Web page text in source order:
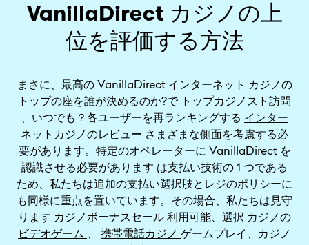
VanillaDirect カジノの上
位を評価する方法
まさに、最高の VanillaDirect インターネット カジノの
トップの座を誰が決めるのか?で
トップカジノスト訪問
、いつでも？各ユーザーを再ランキングする インター
ネットカジノのレビュー さまざまな側面を考慮する必
要があります。特定のオペレーターに VanillaDirect を
認識させる必要があります は支払い技術の 1 つである
ため、私たちは追加の支払い選択肢とレジのポリシーに
も同様に重点を置いています。その場合、私たちは見守
ります カジノボーナスセール 利用可能、選択 カジノの
ビデオゲーム 、 携帯電話カジノ ゲームプレイ、カジノ